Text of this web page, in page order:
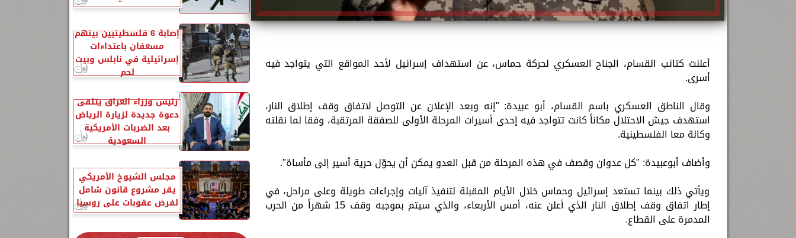
أعلنت كتائب القسام، الجناح العسكري لحركة حماس، عن استهداف إسرائيل لأحد المواقع التي يتواجد فيه
أسرى.
وقال الناطق العسكري باسم القسام، أبو عبيدة: "إنه وبعد الإعلان عن التوصل لاتفاق وقف إطلاق النار،
استهدف جيش الاحتلال مكاناً كانت تتواجد فيه إحدى أسيرات المرحلة الأولى للصفقة المرتقبة، وفقا لما نقلته
وكالة معا الفلسطينية.
وأضاف أبوعبيدة: "كل عدوان وقصف في هذه المرحلة من قبل العدو يمكن أن يحوّل حرية أسير إلى مأساة".
ويأتي ذلك بينما تستعد إسرائيل وحماس خلال الأيام المقبلة لتنفيذ آليات وإجراءات طويلة وعلى مراحل، في
إطار اتفاق وقف إطلاق النار الذي أعلن عنه، أمس الأربعاء، والذي سيتم بموجبه وقف 15 شهراً من الحرب
المدمرة على القطاع.
إصابة 6 فلسطينيين بينهم
مسعفان باعتداءات
إسرائيلية في نابلس وبيت
لحم
رئيس وزراء العراق يتلقى
دعوة جديدة لزيارة الرياض
بعد الضربات الأمريكية
السعودية
مجلس الشيوخ الأمريكي
يقر مشروع قانون شامل
لفرض عقوبات على روسيا